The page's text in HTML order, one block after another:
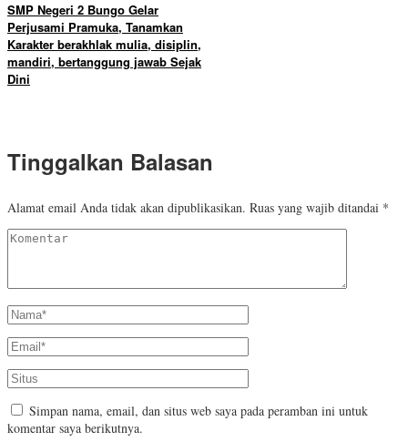
SMP Negeri 2 Bungo Gelar
Perjusami Pramuka, Tanamkan
Karakter berakhlak mulia, disiplin,
mandiri, bertanggung jawab Sejak
Dini
Tinggalkan Balasan
Alamat email Anda tidak akan dipublikasikan. Ruas yang wajib ditandai *
Simpan nama, email, dan situs web saya pada peramban ini untuk
komentar saya berikutnya.